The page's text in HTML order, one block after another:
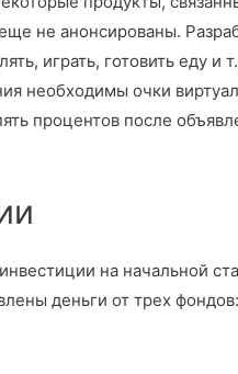
не анонсированы.
играть, готовить еду и
необходимы очки
процентов после
на начальной
деньги от трех фондов: